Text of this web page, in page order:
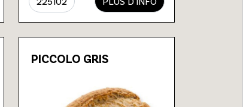
PICCOLO GRIS